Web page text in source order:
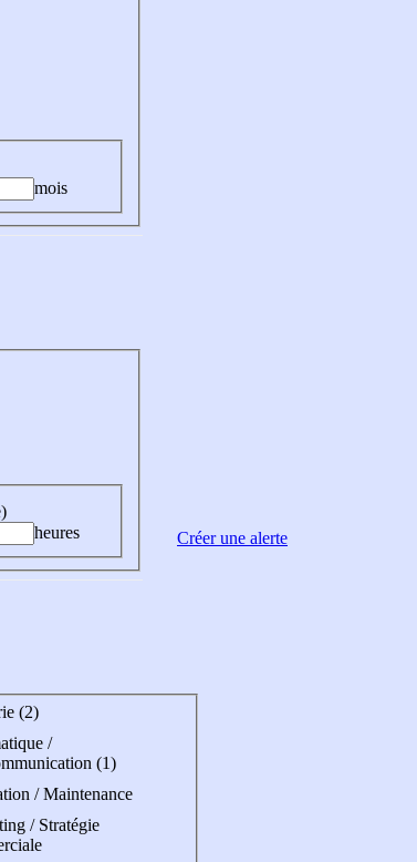
mois
heures
(2)
/
(1)
/ Maintenance
/ Stratégie
Créer une alerte